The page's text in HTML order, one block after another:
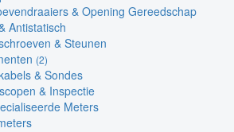
& Opening Gereedschap
Antistatisch
& Steunen
(2)
& Sondes
& Inspectie
Meters